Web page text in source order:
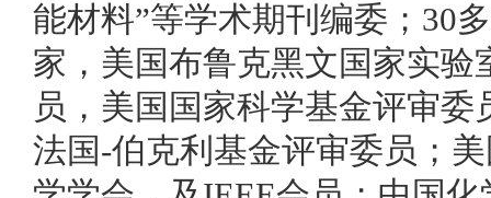
能材料”等学术期刊编委；30
家，美国布鲁克黑文国家实
员，美国国家科学基金评审
法国-伯克利基金评审委员；